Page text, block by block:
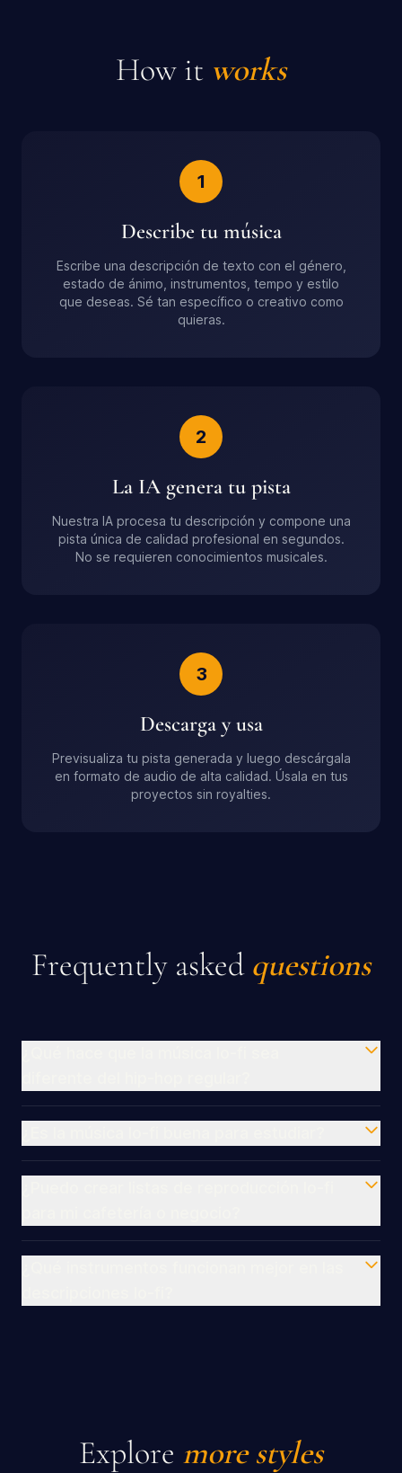
How it works
1
Describe tu música
Escribe una descripción de texto con el género,
estado de ánimo, instrumentos, tempo y estilo
que deseas. Sé tan específico o creativo como
quieras.
2
La IA genera tu pista
Nuestra IA procesa tu descripción y compone una
pista única de calidad profesional en segundos.
No se requieren conocimientos musicales.
3
Descarga y usa
Previsualiza tu pista generada y luego descárgala
en formato de audio de alta calidad. Úsala en tus
proyectos sin royalties.
Frequently asked questions
Explore more styles